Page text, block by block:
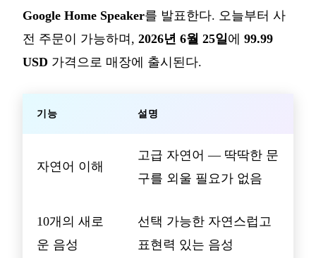
Google Home Speaker를 발표한다. 오늘부터 사
전 주문이 가능하며, 2026년 6월 25일 에 99.99
USD 가격으로 매장에 출시된다.
기능 설명
자연어 이해
고급 자연어 — 딱딱한 문
구를 외울 필요가 없음
10개의 새로
운 음성
선택 가능한 자연스럽고
표현력 있는 음성